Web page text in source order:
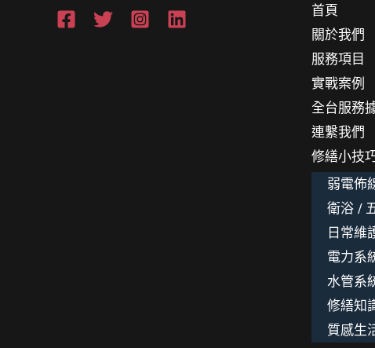
藝
首頁
關於我們
服務項目
實戰案例
全台服務
連繫我們
修繕小技
弱電佈
衛浴 /
日常維
電力系
水管系
修繕知
質感生